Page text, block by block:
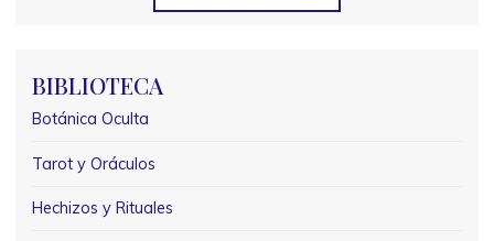
BIBLIOTECA
Botánica Oculta
Tarot y Oráculos
Hechizos y Rituales